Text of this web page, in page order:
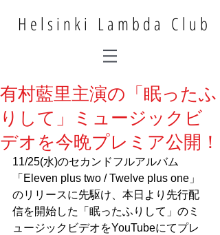
Helsinki Lambda Club
有村藍里主演の「眠ったふ
りして」ミュージックビ
デオを今晩プレミア公開！
11/25(水)のセカンドフルアルバム
「Eleven plus two / Twelve plus one」
のリリースに先駆け、本日より先行配
信を開始した「眠ったふりして」のミ
ュージックビデオをYouTubeにてプレ